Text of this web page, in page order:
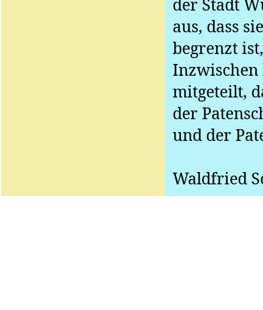
der Stadt
aus, dass
begrenzt
mitgeteilt,
der
und der
Waldfried